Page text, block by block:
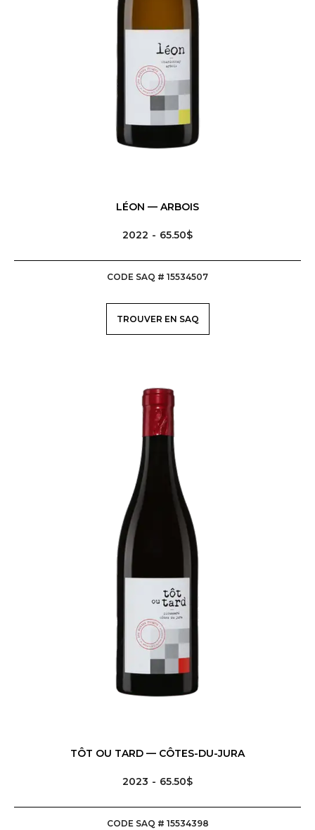
LÉON — ARBOIS
2022 65.50$
CODE SAQ # 15534507
TROUVER EN SAQ
TÔT OU TARD — CÔTES-DU-JURA
2023 65.50$
CODE SAQ # 15534398